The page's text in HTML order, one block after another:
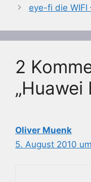
eye-fi die WIFI
2
„Huawei
Oliver Muenk
5. August 2010